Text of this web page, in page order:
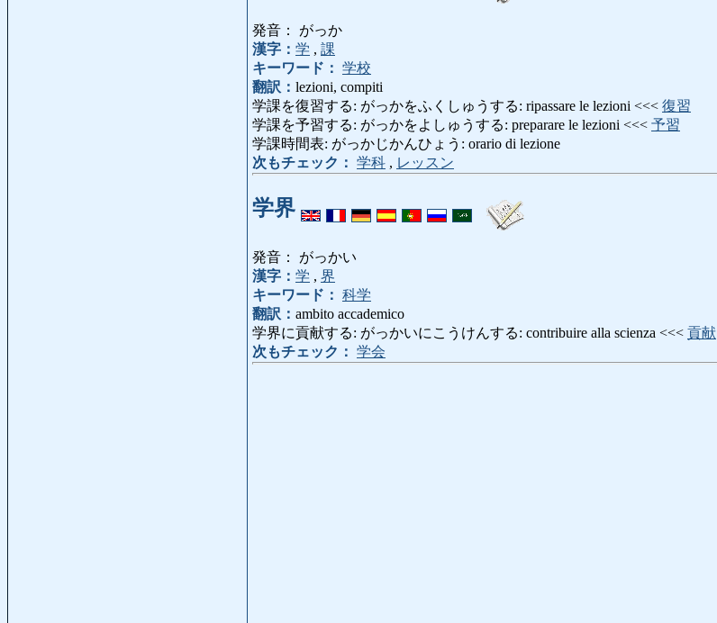
発音： がっか
漢字： 学 , 課
キーワード： 学校
翻訳： lezioni, compiti
学課を復習する: がっかをふくしゅうする: ripassare le lezioni <<< 復習
学課を予習する: がっかをよしゅうする: preparare le lezioni <<< 予習
学課時間表: がっかじかんひょう: orario di lezione
次もチェック： 学科 , レッスン
学界
発音： がっかい
漢字： 学 , 界
キーワード： 科学
翻訳： ambito accademico
学界に貢献する: がっかいにこうけんする: contribuire alla scienza <<< 貢献
次もチェック： 学会